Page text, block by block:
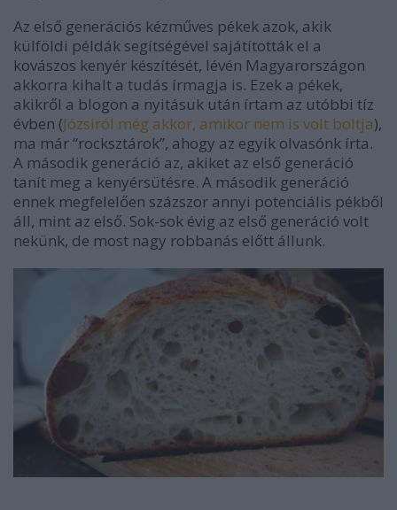
Az első generációs kézműves pékek azok, akik
külföldi példák segítségével sajátították el a
kovászos kenyér készítését, lévén Magyarországon
akkorra kihalt a tudás írmagja is. Ezek a pékek,
akikről a blogon a nyitásuk után írtam az utóbbi tíz
évben (Józsiról még akkor, amikor nem is volt boltja),
ma már “rocksztárok”, ahogy az egyik olvasónk írta.
A második generáció az, akiket az első generáció
tanít meg a kenyérsütésre. A második generáció
ennek megfelelően százszor annyi potenciális pékből
áll, mint az első. Sok-sok évig az első generáció volt
nekünk, de most nagy robbanás előtt állunk.